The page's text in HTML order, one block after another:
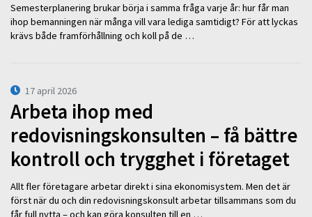
Semesterplanering brukar börja i samma fråga varje år: hur får man
ihop bemanningen när många vill vara lediga samtidigt? För att lyckas
krävs både framförhållning och koll på de …
17 april 2026
Arbeta ihop med
redovisningskonsulten – få bättre
kontroll och trygghet i företaget
Allt fler företagare arbetar direkt i sina ekonomisystem. Men det är
först när du och din redovisningskonsult arbetar tillsammans som du
får full nytta – och kan göra konsulten till en …